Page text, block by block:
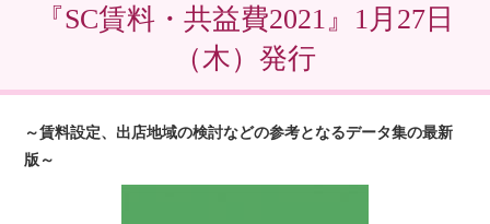
『SC賃料・共益費2021』1月27日
（木）発行
～賃料設定、出店地域の検討などの参考となるデータ集の最新
版～